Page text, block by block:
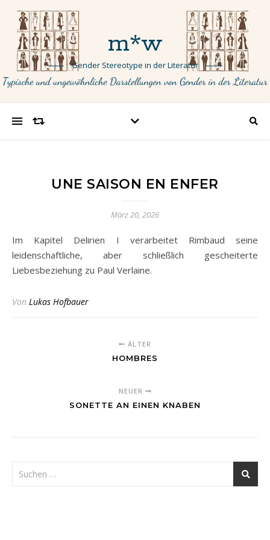
m*w
Gender Stereotype in der Literatur
UNE SAISON EN ENFER
März 20, 2026
Im Kapitel Delirien I verarbeitet Rimbaud seine
leidenschaftliche, aber schließlich gescheiterte
Liebesbeziehung zu Paul Verlaine.
Von Lukas Hofbauer
ÄLTER
HOMBRES
NEUER
SONETTE AN EINEN KNABEN